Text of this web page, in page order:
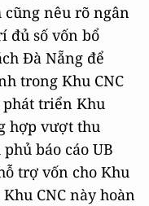
nêu rõ ngân
đủ số vốn bổ
Đà Nẵng để
trong Khu CNC
triển Khu
hợp vượt thu
báo cáo UB
trợ vốn cho Khu
CNC này hoàn